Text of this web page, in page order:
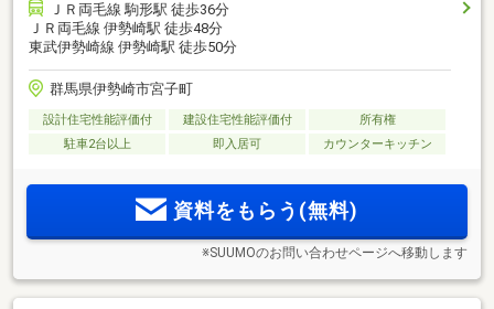
ＪＲ両毛線 駒形駅 徒歩36分
ＪＲ両毛線 伊勢崎駅 徒歩48分
東武伊勢崎線 伊勢崎駅 徒歩50分
群馬県伊勢崎市宮子町
設計住宅性能評価付 建設住宅性能評価付
所有権
駐車2台以上
即入居可 カウンターキッチン
資料をもらう(無料)
※SUUMOのお問い合わせページへ移動します